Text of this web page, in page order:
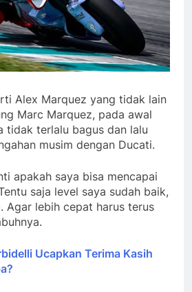
Alex Marquez yang tidak lain
Marc Marquez, pada awal
tidak terlalu bagus dan lalu
musim dengan Ducati.
apakah saya bisa mencapai
saja level saya sudah baik,
Agar lebih cepat harus terus
Ucapkan Terima Kasih